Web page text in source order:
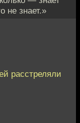
не знает.»
расстреляли